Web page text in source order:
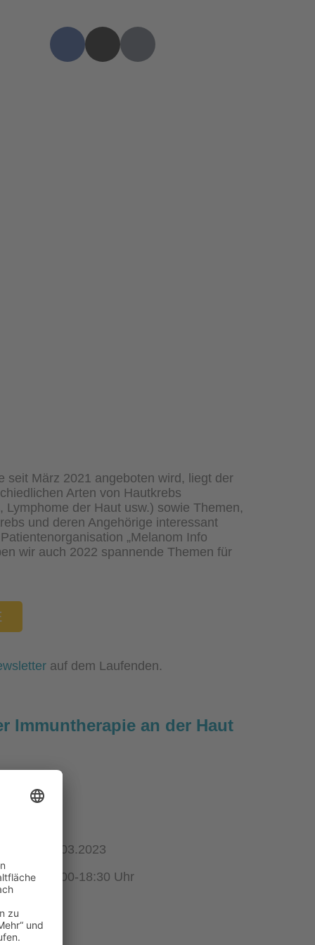
seit März 2021 angeboten wird, liegt der
Arten von Hautkrebs
Lymphome der Haut usw.) sowie Themen,
und deren Angehörige interessant
„Melanom Info
wir auch 2022 spannende Themen für
auf dem Laufenden.
Immuntherapie an der Haut
30.03.2023
17:00-18:30 Uhr